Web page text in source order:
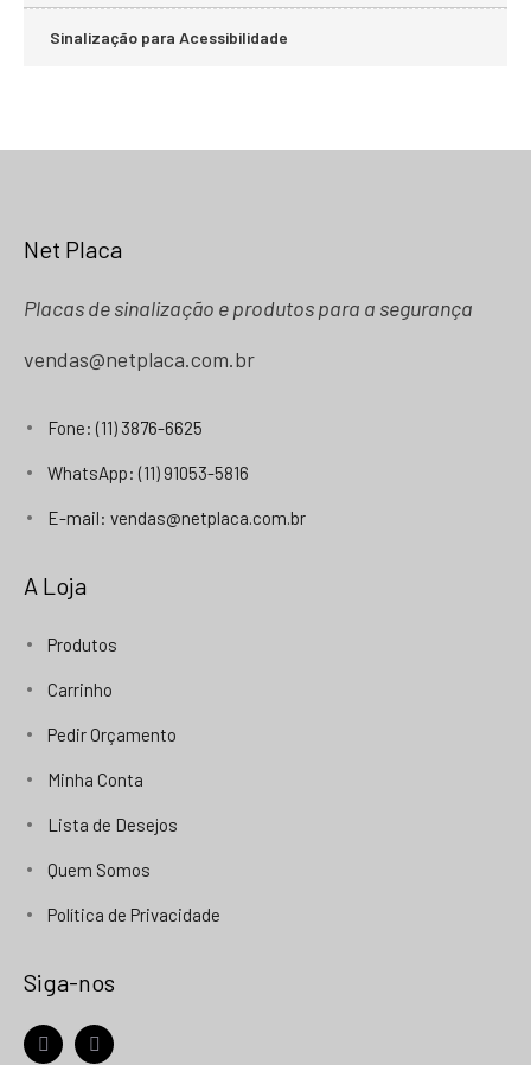
Sinalização para Acessibilidade
Net Placa
Placas de sinalização e produtos para a segurança
vendas@netplaca.com.br
Fone: (11) 3876-6625
WhatsApp: (11) 91053-5816
E-mail: vendas@netplaca.com.br
A Loja
Produtos
Carrinho
Pedir Orçamento
Minha Conta
Lista de Desejos
Quem Somos
Política de Privacidade
Siga-nos